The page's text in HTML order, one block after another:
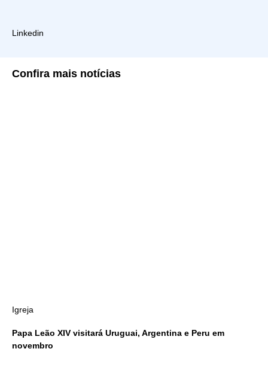
Linkedin
Confira mais notícias
Igreja
Papa Leão XIV visitará Uruguai, Argentina e Peru em
novembro